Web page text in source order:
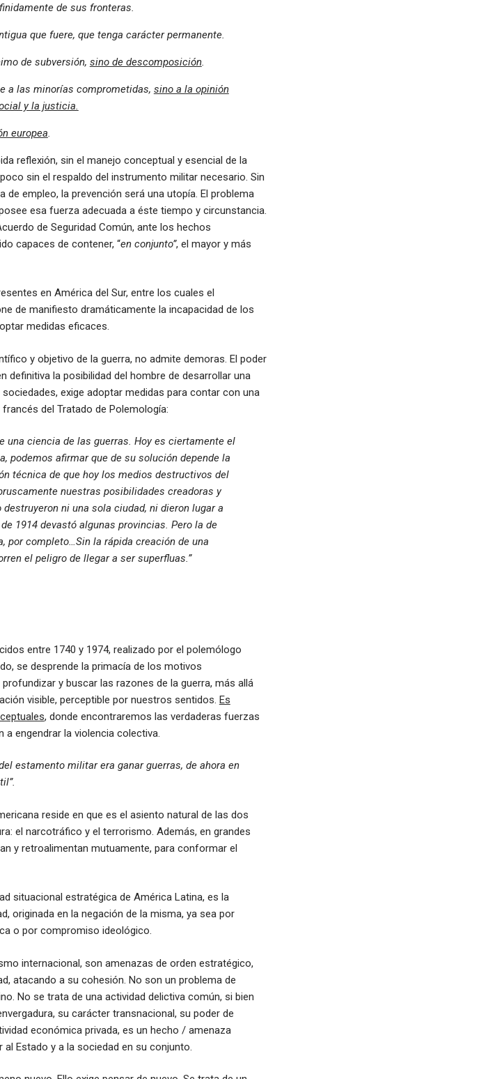
de sus fronteras.
que fuere, que tenga carácter permanente.
de subversión, sino de descomposición.
a las minorías comprometidas, sino a la opinión
y la justicia.
europea.
reflexión, sin el manejo conceptual y esencial de la
sin el respaldo del instrumento militar necesario. Sin
empleo, la prevención será una utopía. El problema
esa fuerza adecuada a éste tiempo y circunstancia.
de Seguridad Común, ante los hechos
capaces de contener, “en conjunto”, el mayor y más
en América del Sur, entre los cuales el
de manifiesto dramáticamente la incapacidad de los
medidas eficaces.
y objetivo de la guerra, no admite demoras. El poder
definitiva la posibilidad del hombre de desarrollar una
exige adoptar medidas para contar con una
del Tratado de Polemología:
una ciencia de las guerras. Hoy es ciertamente el
podemos afirmar que de su solución depende la
técnica de que hoy los medios destructivos del
nuestras posibilidades creadoras y
ni una sola ciudad, ni dieron lugar a
1914 devastó algunas provincias. Pero la de
por completo…Sin la rápida creación de una
el peligro de llegar a ser superfluas.”
entre 1740 y 1974, realizado por el polemólogo
se desprende la primacía de los motivos
y buscar las razones de la guerra, más allá
visible, perceptible por nuestros sentidos. Es
, donde encontraremos las verdaderas fuerzas
engendrar la violencia colectiva.
estamento militar era ganar guerras, de ahora en
reside en que es el asiento natural de las dos
el narcotráfico y el terrorismo. Además, en grandes
y retroalimentan mutuamente, para conformar el
situacional estratégica de América Latina, es la
originada en la negación de la misma, ya sea por
o por compromiso ideológico.
internacional, son amenazas de orden estratégico,
atacando a su cohesión. No son un problema de
No se trata de una actividad delictiva común, si bien
su carácter transnacional, su poder de
económica privada, es un hecho / amenaza
Estado y a la sociedad en su conjunto.